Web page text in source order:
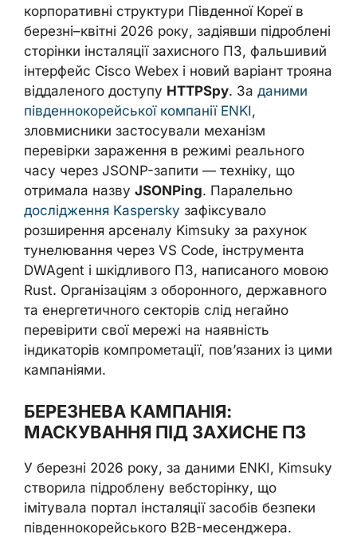
корпоративні структури Південної Кореї в
березні–квітні 2026 року, задіявши підроблені
сторінки інсталяції захисного ПЗ, фальшивий
інтерфейс Cisco Webex і новий варіант трояна
віддаленого доступу HTTPSpy. За даними
південнокорейської компанії ENKI,
зловмисники застосували механізм
перевірки зараження в режимі реального
часу через JSONP-запити — техніку, що
отримала назву JSONPing. Паралельно
дослідження Kaspersky зафіксувало
розширення арсеналу Kimsuky за рахунок
тунелювання через VS Code, інструмента
DWAgent і шкідливого ПЗ, написаного мовою
Rust. Організаціям з оборонного, державного
та енергетичного секторів слід негайно
перевірити свої мережі на наявність
індикаторів компрометації, пов’язаних із цими
кампаніями.
БЕРЕЗНЕВА КАМПАНІЯ:
МАСКУВАННЯ ПІД ЗАХИСНЕ ПЗ
У березні 2026 року, за даними ENKI, Kimsuky
створила підроблену вебсторінку, що
імітувала портал інсталяції засобів безпеки
південнокорейського B2B-месенджера.